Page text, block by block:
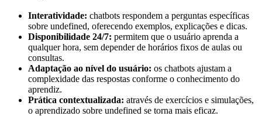
Interatividade: chatbots respondem a perguntas específicas
sobre undefined, oferecendo exemplos, explicações e dicas.
Disponibilidade 24/7: permitem que o usuário aprenda a
qualquer hora, sem depender de horários fixos de aulas ou
consultas.
Adaptação ao nível do usuário: os chatbots ajustam a
complexidade das respostas conforme o conhecimento do
aprendiz.
Prática contextualizada: através de exercícios e simulações,
o aprendizado sobre undefined se torna mais eficaz.